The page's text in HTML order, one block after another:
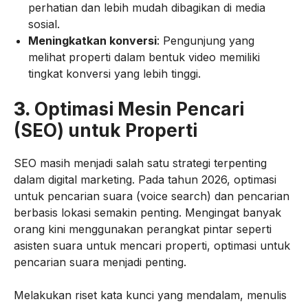
perhatian dan lebih mudah dibagikan di media
sosial.
Meningkatkan konversi: Pengunjung yang
melihat properti dalam bentuk video memiliki
tingkat konversi yang lebih tinggi.
3. Optimasi Mesin Pencari
(SEO) untuk Properti
SEO masih menjadi salah satu strategi terpenting
dalam digital marketing. Pada tahun 2026, optimasi
untuk pencarian suara (voice search) dan pencarian
berbasis lokasi semakin penting. Mengingat banyak
orang kini menggunakan perangkat pintar seperti
asisten suara untuk mencari properti, optimasi untuk
pencarian suara menjadi penting.
Melakukan riset kata kunci yang mendalam, menulis